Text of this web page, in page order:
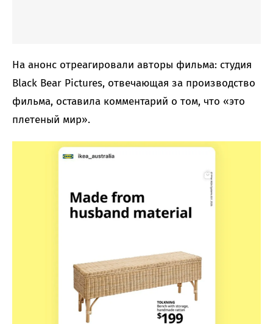
На анонс отреагировали авторы фильма: студия
Black Bear Pictures, отвечающая за производство
фильма, оставила комментарий о том, что «это
плетеный мир».